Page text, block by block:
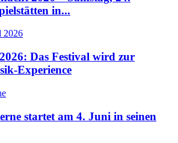
in...
Das Festival wird zur
Experience
startet am 4. Juni in seinen